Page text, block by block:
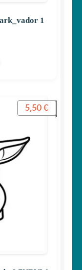
1
5,50 €